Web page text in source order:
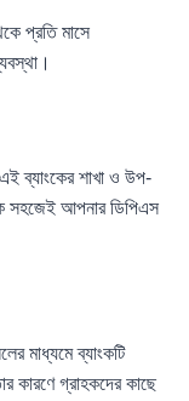
প্রতি মাসে
ব্যাংকের শাখা ও উপ-
সহজেই আপনার ডিপিএস
মাধ্যমে ব্যাংকটি
কারণে গ্রাহকদের কাছে